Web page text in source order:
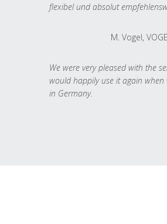
flexibel und absolut
M. Vogel,
We were very pleased with the
would happily use it again when
in Germany.